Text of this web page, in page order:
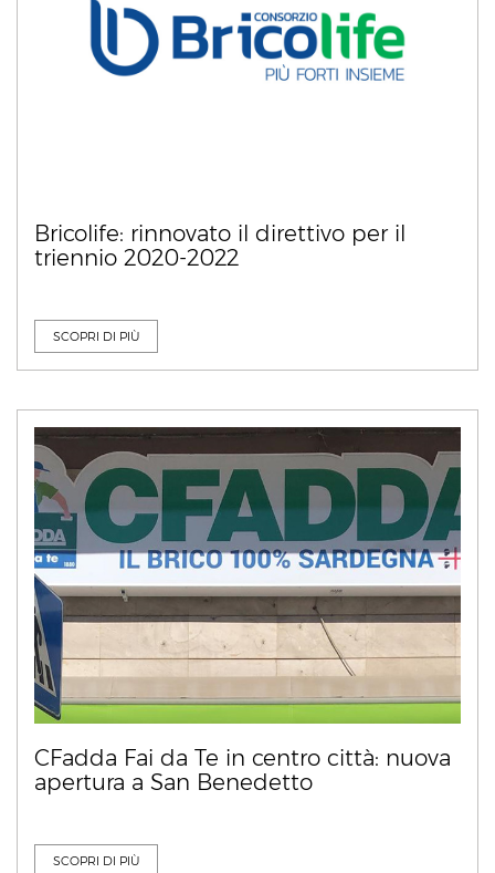
Bricolife: rinnovato il direttivo per il
triennio 2020-2022
SCOPRI DI PIÙ
CFadda Fai da Te in centro città: nuova
apertura a San Benedetto
SCOPRI DI PIÙ